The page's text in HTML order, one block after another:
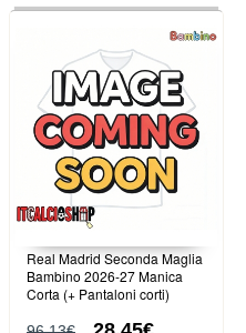
Real Madrid Seconda Maglia
Bambino 2026-27 Manica
Corta (+ Pantaloni corti)